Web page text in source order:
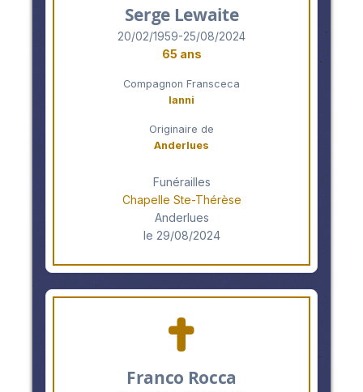
Serge Lewaite
20/02/1959-25/08/2024
65 ans
Compagnon Fransceca
Ianni
Originaire de
Anderlues
Funérailles
Chapelle Ste-Thérèse
Anderlues
le 29/08/2024
Franco Rocca